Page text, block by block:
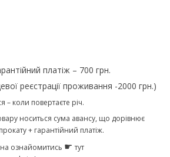
платіж – 700 грн.
реєстрації проживання -2000 грн.)
– коли повертаєте річ.
носиться сума авансу, що дорівнює
+ гарантійний платіж.
ознайомитись ☛ тут